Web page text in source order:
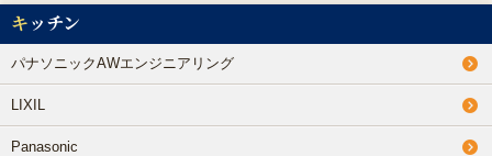
キッチン
パナソニックAWエンジニアリング
LIXIL
Panasonic